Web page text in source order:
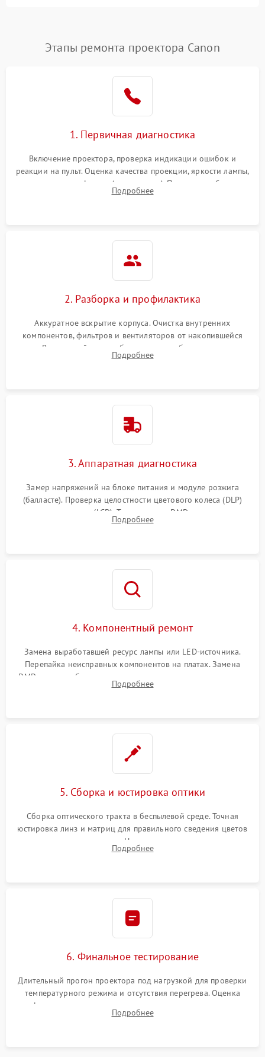
Нестабильная яркость или
контраст
4000 ₽ Подробнее →
Неравномерная подсветка
автоматическая коррекция
трапеции (Keystone)
Проблемы с
масштабированием
Подробнее →
Этапы ремонта проектора Canon
1. Первичная диагностика
Включение проектора, проверка индикации ошибок и
реакции на пульт. Оценка качества проекции, яркости лампы,
наличия артефактов (точки, пятна). Проверка работы
системы охлаждения по уровню шума вентиляторов.
Подробнее
2. Разборка и профилактика
Аккуратное вскрытие корпуса. Очистка внутренних
компонентов, фильтров и вентиляторов от накопившейся
пыли. Визуальный осмотр блока питания, балласта лампы и
материнской платы на наличие прогаров или вздутых
Подробнее
3. Аппаратная диагностика
Замер напряжений на блоке питания и модуле розжига
(балласте). Проверка целостности цветового колеса (DLP)
или поляризаторов (LCD). Тестирование DMD-чипа, датчиков
температуры и оптопар с помощью мультиметра и
Подробнее
4. Компонентный ремонт
Замена выработавшей ресурс лампы или LED-источника.
Перепайка неисправных компонентов на платах. Замена
DMD-чипа при битых пикселях, установка нового цветового
колеса или восстановление сгоревших поляризационных
Подробнее
5. Сборка и юстировка оптики
Сборка оптического тракта в беспылевой среде. Точная
юстировка линз и матриц для правильного сведения цветов
и устранения размытия. Надежное подключение всех
шлейфов, установка датчиков и закрытие корпуса
Подробнее
6. Финальное тестирование
Длительный прогон проектора под нагрузкой для проверки
температурного режима и отсутствия перегрева. Оценка
фокуса, контрастности и цветопередачи на тестовых
таблицах. Проверка работы всех видеовходов и кнопок
Подробнее